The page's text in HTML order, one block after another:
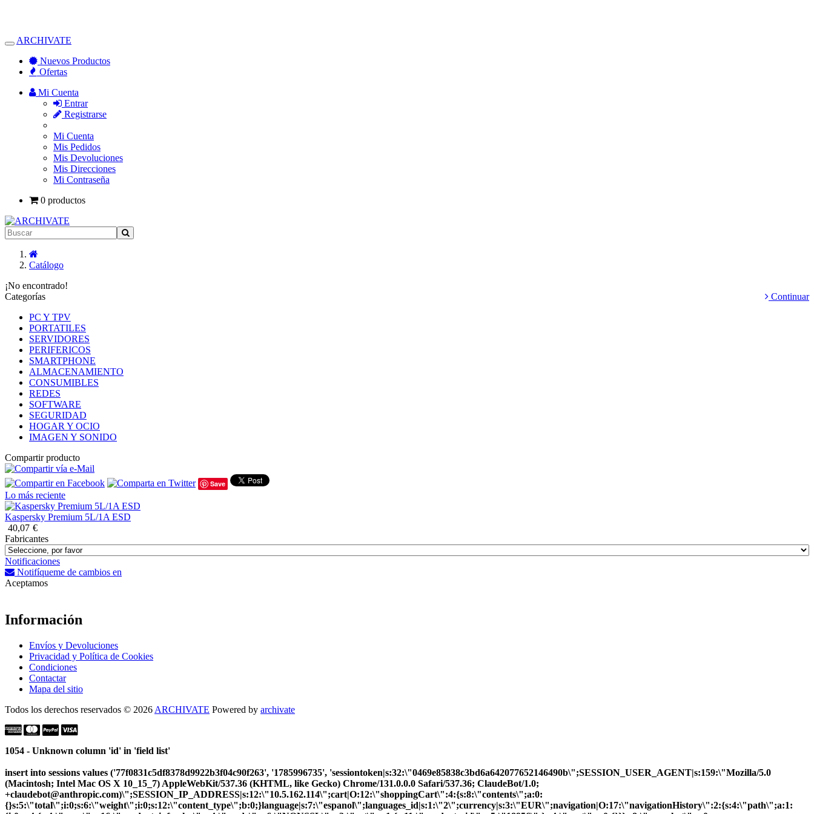
Alternar
Navegación
ARCHIVATE
Nuevos Productos
Ofertas
Mi Cuenta
Entrar
Registrarse
Mi Cuenta
Mis Pedidos
Mis Devoluciones
Mis Direcciones
Mi Contraseña
0 productos
Catálogo
¡No encontrado!
Continuar
Categorías
PC Y TPV
PORTATILES
SERVIDORES
PERIFERICOS
SMARTPHONE
ALMACENAMIENTO
CONSUMIBLES
REDES
SOFTWARE
SEGURIDAD
HOGAR Y OCIO
IMAGEN Y SONIDO
Compartir producto
Save
Lo más reciente
Kaspersky Premium 5L/1A ESD
40,07 €
Fabricantes
Notificaciones
Notifíqueme de cambios en
Aceptamos
Información
Envíos y Devoluciones
Privacidad y Política de Cookies
Condiciones
Contactar
Mapa del sitio
Todos los derechos reservados © 2026 ARCHIVATE Powered by archivate
1054 - Unknown column 'id' in 'field list'
insert into sessions values ('77f0831c5df8378d9922b3f04c90f263', '1785996735', 'sessiontoken|s:32:\"0469e85838c3bd6a642077652146490b\";SESSION_USER_AGENT|s:159:\"Mozilla/5.0
(Macintosh; Intel Mac OS X 10_15_7) AppleWebKit/537.36 (KHTML, like Gecko) Chrome/131.0.0.0 Safari/537.36; ClaudeBot/1.0;
+claudebot@anthropic.com)\";SESSION_IP_ADDRESS|s:12:\"10.5.162.114\";cart|O:12:\"shoppingCart\":4:{s:8:\"contents\";a:0:
{}s:5:\"total\";i:0;s:6:\"weight\";i:0;s:12:\"content_type\";b:0;}language|s:7:\"espanol\";languages_id|s:1:\"2\";currency|s:3:\"EUR\";navigation|O:17:\"navigationHistory\":2:{s:4:\"path\";a:1: